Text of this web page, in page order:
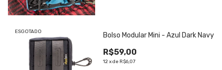
ESGOTADO Bolso Modular Mini - Azul Dark Navy
R$59,00
12xde R$6,07